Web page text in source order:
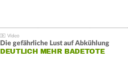
Die gefährliche Lust auf Abkühlung
DEUTLICH MEHR BADETOTE